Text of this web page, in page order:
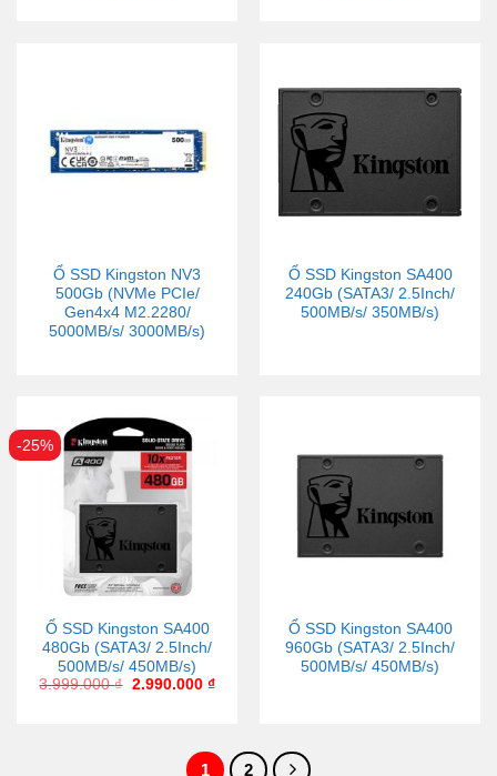
Ổ SSD Kingston NV3
500Gb (NVMe PCIe/
Gen4x4 M2.2280/
5000MB/s/ 3000MB/s)
Ổ SSD Kingston SA400
240Gb (SATA3/ 2.5Inch/
500MB/s/ 350MB/s)
-25%
Ổ SSD Kingston SA400
480Gb (SATA3/ 2.5Inch/
500MB/s/ 450MB/s)
3.999.000₫ 2.990.000 ₫
Ổ SSD Kingston SA400
960Gb (SATA3/ 2.5Inch/
500MB/s/ 450MB/s)
1 2